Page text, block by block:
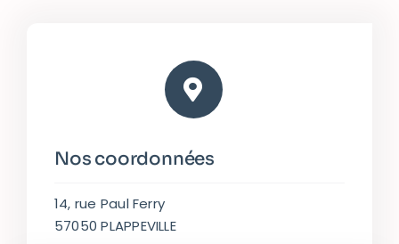
Nos coordonnées
14, rue Paul Ferry
57050 PLAPPEVILLE